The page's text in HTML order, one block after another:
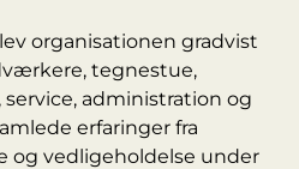
organisationen gradvist
tegnestue,
administration og
erfaringer fra
og vedligeholdelse under